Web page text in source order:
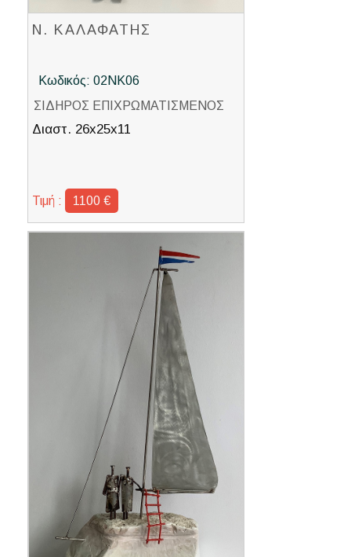
Ν. ΚΑΛΑΦΑΤΗΣ
Κωδικός: 02ΝΚ06
ΣΙΔΗΡΟΣ ΕΠΙΧΡΩΜΑΤΙΣΜΕΝΟΣ
Διαστ. 26x25x11
Τιμή : 1100 €